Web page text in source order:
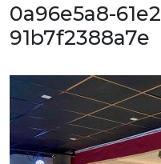
0a96e5a8-
91b7f2388a7e